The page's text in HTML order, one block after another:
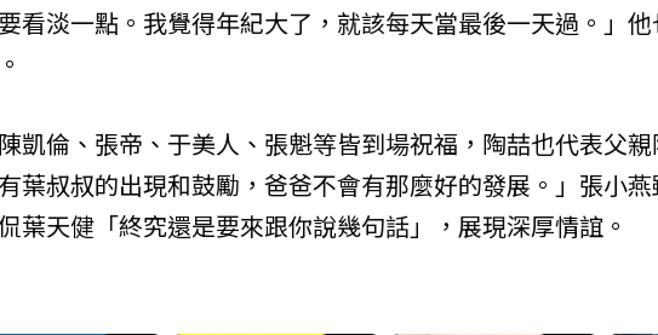
看淡一點。我覺得年紀大了，就該每天當最後一天過。」
凱倫、張帝、于美人、張魁等皆到場祝福，陶喆也代表父
葉叔叔的出現和鼓勵，爸爸不會有那麼好的發展。」張小
葉天健「終究還是要來跟你說幾句話」，展現深厚情誼。